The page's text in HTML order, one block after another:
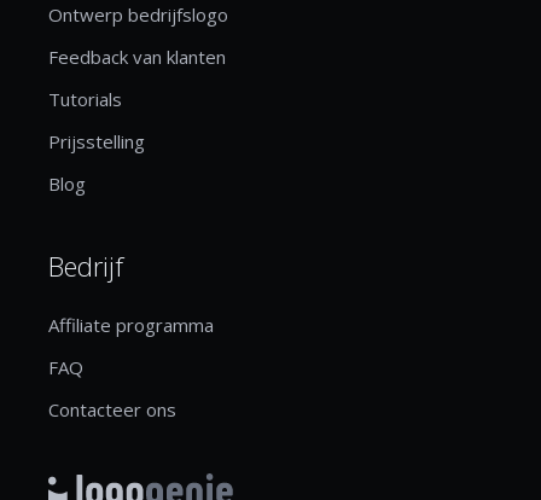
Ontwerp bedrijfslogo
Feedback van klanten
Tutorials
Prijsstelling
Blog
Bedrijf
Affiliate programma
FAQ
Contacteer ons